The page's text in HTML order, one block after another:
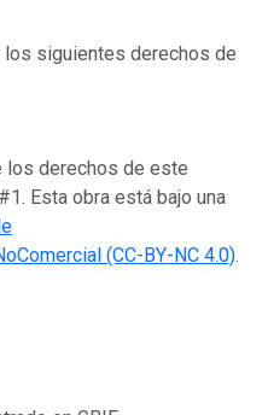
siguientes derechos de
los derechos de este
Esta obra está bajo una
(CC-BY-NC 4.0).